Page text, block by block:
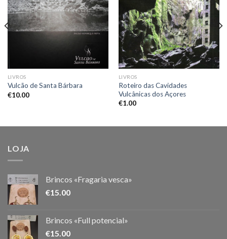
Add to
Wishlist
LIVROS
Vulcão de Santa Bárbara
€10.00
Add to
Wishlist
LIVROS
Roteiro das Cavidades
Vulcânicas dos Açores
€1.00
LOJA
Brincos «Fragaria vesca»
€15.00
Brincos «Full potencial»
€15.00